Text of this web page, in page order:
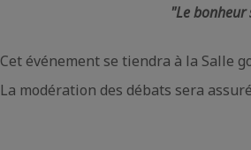
"Le
Cet événement se tiendra à la Salle
La modération des débats sera